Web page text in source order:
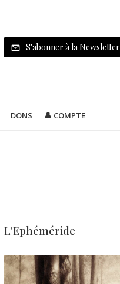
S'abonner à la Newsletter
DONS 👤 COMPTE
L'Ephéméride